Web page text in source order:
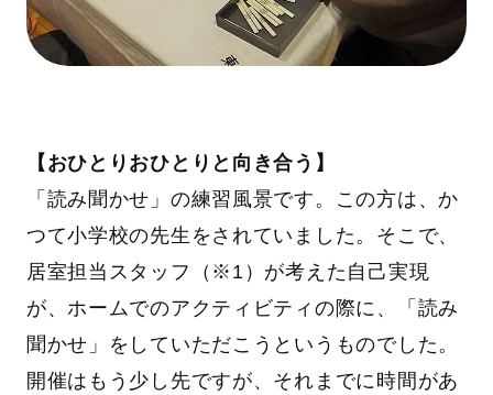
【おひとりおひとりと向き合う】
「読み聞かせ」の練習風景です。この方は、か
つて小学校の先生をされていました。そこで、
居室担当スタッフ（※1）が考えた自己実現
が、ホームでのアクティビティの際に、「読み
聞かせ」をしていただこうというものでした。
開催はもう少し先ですが、それまでに時間があ